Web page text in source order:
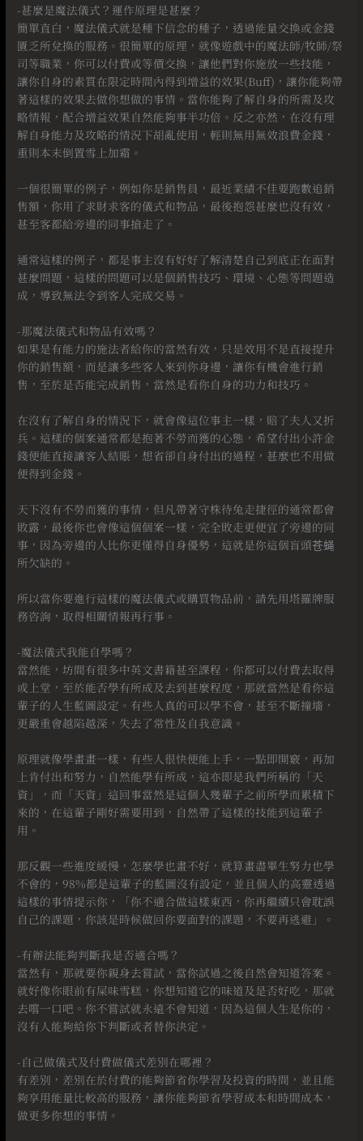
-甚麼是魔法儀式？運作原理是甚麼？
簡單直白，魔法儀式就是種下信念的種子，透過能量交換或金錢
匱乏所兌換的服務。很簡單的原理，就像遊戲中的魔法師/牧師/祭
司等職業，你可以付費或等價交換，讓他們對你施放一些技能，
讓你自身的素質在限定時間內得到增益的效果(Buff)，讓你能夠帶
著這樣的效果去做你想做的事情。當你能夠了解自身的所需及攻
略情報，配合增益效果自然能夠事半功倍。反之亦然，在沒有理
解自身能力及攻略的情況下胡亂使用，輕則無用無效浪費金錢，
重則本末倒置雪上加霜。
一個很簡單的例子，例如你是銷售員，最近業績不佳要跑數追銷
售額，你用了求財求客的儀式和物品，最後抱怨甚麼也沒有效，
甚至客都給旁邊的同事搶走了。
通常這樣的例子，都是事主沒有好好了解清楚自己到底正在面對
甚麼問題，這樣的問題可以是個銷售技巧、環境、心態等問題造
成，導致無法令到客人完成交易。
-那魔法儀式和物品有效嗎？
如果是有能力的施法者給你的當然有效，只是效用不是直接提升
你的銷售額，而是讓多些客人來到你身邊，讓你有機會進行銷
售，至於是否能完成銷售，當然是看你自身的功力和技巧。
在沒有了解自身的情況下，就會像這位事主一樣，賠了夫人又折
兵。這樣的個案通常都是抱著不勞而獲的心態，希望付出小許金
錢便能直接讓客人結賬，想省卻自身付出的過程，甚麼也不用做
便得到金錢。
天下沒有不勞而獲的事情，但凡帶著守株待兔走捷徑的通常都會
敗露，最後你也會像這個個案一樣，完全敗走更便宜了旁邊的同
事，因為旁邊的人比你更懂得自身優勢，這就是你這個盲頭苍蝇
所欠缺的。
所以當你要進行這樣的魔法儀式或購買物品前，請先用塔羅牌服
務咨詢，取得相關情報再行事。
-魔法儀式我能自學嗎？
當然能，坊間有很多中英文書籍甚至課程，你都可以付費去取得
或上堂，至於能否學有所成及去到甚麼程度，那就當然是看你這
輩子的人生藍圖設定。有些人真的可以學不會，甚至不斷撞墻，
更嚴重會越陷越深，失去了常性及自我意識。
原理就像學畫畫一樣，有些人很快便能上手，一點即開竅，再加
上肯付出和努力，自然能學有所成，這亦即是我們所稱的「天
資」，而「天資」這回事當然是這個人幾輩子之前所學而累積下
來的，在這輩子剛好需要用到，自然帶了這樣的技能到這輩子
用。
那反觀一些進度緩慢，怎麼學也畫不好，就算畫盡畢生努力也學
不會的，98%都是這輩子的藍圖沒有設定，並且個人的高靈透過
這樣的事情提示你，「你不適合做這樣東西，你再繼續只會耽誤
自己的課題，你該是時候做回你要面對的課題，不要再逃避」。
-有辦法能夠判斷我是否適合嗎？
當然有，那就要你親身去嘗試，當你試過之後自然會知道答案。
就好像你眼前有屎味雪糕，你想知道它的味道及是否好吃，那就
去嚐一口吧。你不嘗試就永遠不會知道，因為這個人生是你的，
沒有人能夠給你下判斷或者替你決定。
-自己做儀式及付費做儀式差別在哪裡？
有差別，差別在於付費的能夠節省你學習及投資的時間，並且能
夠享用能量比較高的服務，讓你能夠節省學習成本和時間成本，
做更多你想的事情。